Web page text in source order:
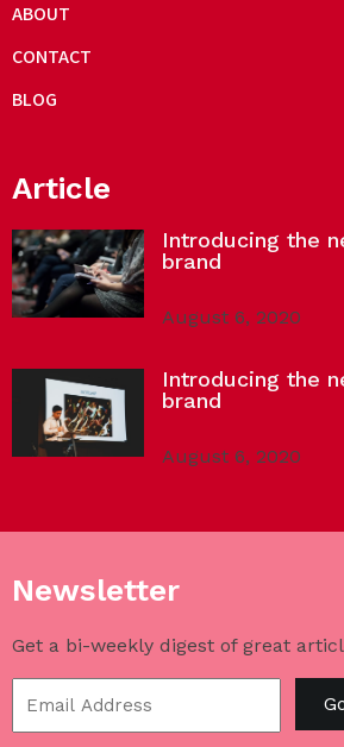
ABOUT
CONTACT
BLOG
Article
Introducing the
brand
August 6, 2020
Introducing the
brand
August 6, 2020
Newsletter
Get a bi-weekly digest of great